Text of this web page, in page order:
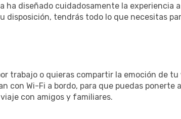
diseñado cuidadosamente la experiencia
disposición, tendrás todo lo que necesitas
trabajo o quieras compartir la emoción de
con Wi-Fi a bordo, para que puedas
con amigos y familiares.